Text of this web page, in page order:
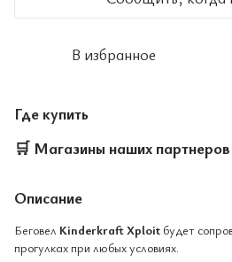
В избранное
Где купить
🛒 Магазины наших партнеров
Описание
Беговел Kinderkraft Xploit будет
прогулках при любых условиях.